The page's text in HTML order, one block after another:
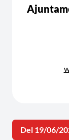
Del 19/06/